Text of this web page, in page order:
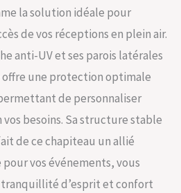
la solution idéale pour
de vos réceptions en plein air.
anti-UV et ses parois latérales
une protection optimale
de personnaliser
vos besoins. Sa structure stable
de ce chapiteau un allié
vos événements, vous
tranquillité d’esprit et confort